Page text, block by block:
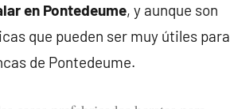
en Pontedeume, y aunque son
que pueden ser muy útiles para
de Pontedeume.